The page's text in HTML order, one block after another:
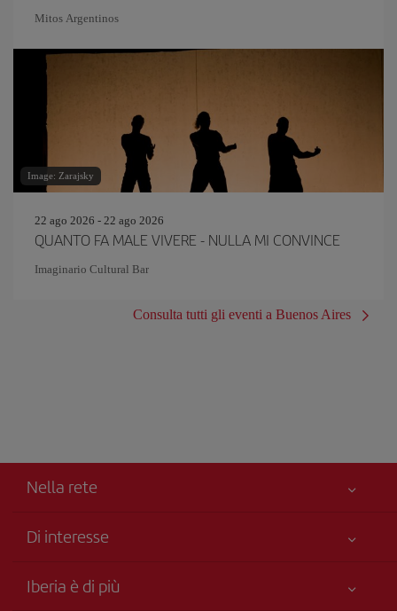
Mitos Argentinos
Image: Zarajsky
22 ago 2026 - 22 ago 2026
QUANTO FA MALE VIVERE - NULLA MI CONVINCE
Imaginario Cultural Bar
Consulta tutti gli eventi a Buenos Aires
Nella rete
Di interesse
La Sua sicurezza è una priorità
Iberia è di più